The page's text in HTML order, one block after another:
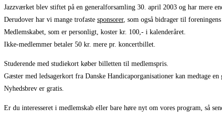
Jazzværket blev stiftet på en generalforsamling 30. april 2003 og har mere
Derudover har vi mange trofaste sponsorer, som også bidrager til foreningens
Medlemskabet, som er personligt, koster kr. 100,- i kalenderåret.
Ikke-medlemmer betaler 50 kr. mere pr. koncertbillet.
Studerende med studiekort køber billetten til medlemspris.
Gæster med ledsagerkort fra Danske Handicaporganisationer kan medtage en
Nyhedsbrev er gratis.
Er du interesseret i medlemskab eller bare høre nyt om vores program, så